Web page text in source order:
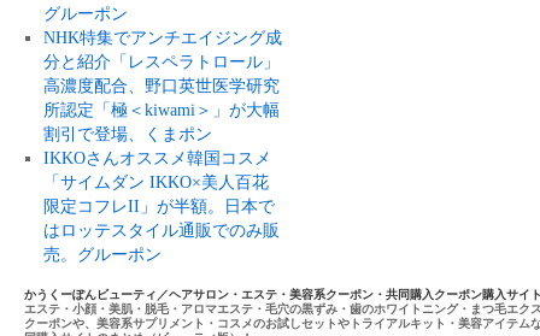
グルーポン
NHK特集でアンチエイジング成
分と紹介「レスペラトロール」
高濃度配合、野口英世医学研究
所認定「極＜kiwami＞」が大幅
割引で登場、くまポン
IKKOさんオススメ韓国コスメ
「サイムダン IKKO×美人百花
限定コフレII」が半額。日本で
はロッテスタイル通販でのみ販
売。グルーポン
かうくーぽんビューティ／ヘアサロン・エステ・美容系クーポン・共同購入クーポン購入サイ
エステ・小顔・美肌・脱毛・アロマエステ・毛穴の黒ずみ・歯のホワイトニング・まつ毛エ
クーポンや、美容系サプリメント・コスメのお試しセットやトライアルキット・美容アイテ